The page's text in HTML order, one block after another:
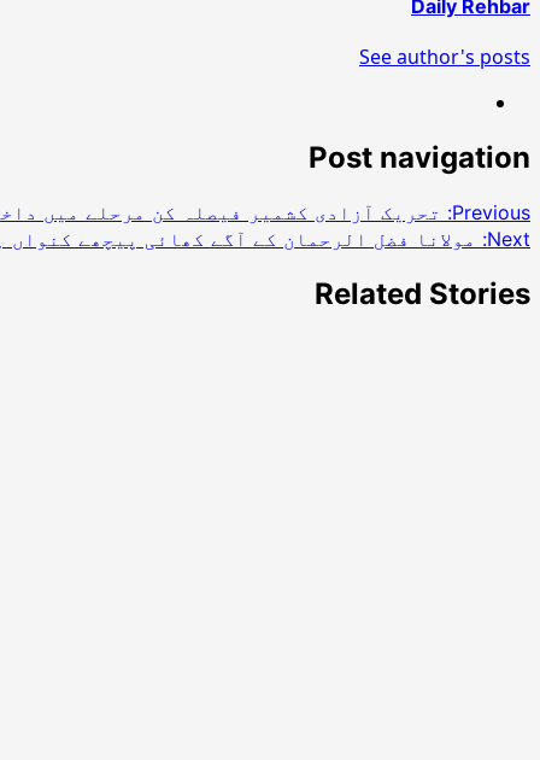
Daily Rehbar
See author's posts
Post navigation
Previous:
تحریک آزادی کشمیر فیصلہ کن مرحلے میں
Next:
مولانا فضل الرحمان کے آگے کھائی پیچھے کنواں
Related Stories